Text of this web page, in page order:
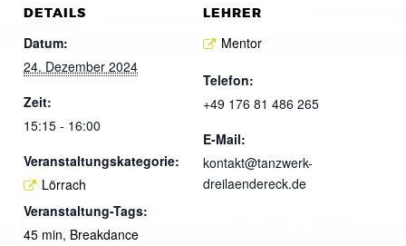
DETAILS
Datum:
24. Dezember 2024
Zeit:
15:15 - 16:00
Veranstaltungskategorie:
Lörrach
Veranstaltung-Tags:
45 min, Breakdance
LEHRER
Mentor
Telefon:
+49 176 81 486 265
E-Mail:
kontakt@tanzwerk-
dreilaendereck.de